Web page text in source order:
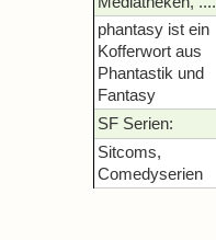
phantasy ist ein
Kofferwort aus
Phantastik und
Fantasy
SF Serien:
Sitcoms,
Comedyserien